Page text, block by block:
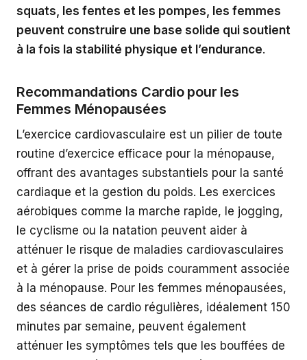
squats, les fentes et les pompes, les femmes
peuvent construire une base solide qui soutient
à la fois la stabilité physique et l’endurance.
Recommandations Cardio pour les
Femmes Ménopausées
L’exercice cardiovasculaire est un pilier de toute
routine d’exercice efficace pour la ménopause,
offrant des avantages substantiels pour la santé
cardiaque et la gestion du poids. Les exercices
aérobiques comme la marche rapide, le jogging,
le cyclisme ou la natation peuvent aider à
atténuer le risque de maladies cardiovasculaires
et à gérer la prise de poids couramment associée
à la ménopause. Pour les femmes ménopausées,
des séances de cardio régulières, idéalement 150
minutes par semaine, peuvent également
atténuer les symptômes tels que les bouffées de